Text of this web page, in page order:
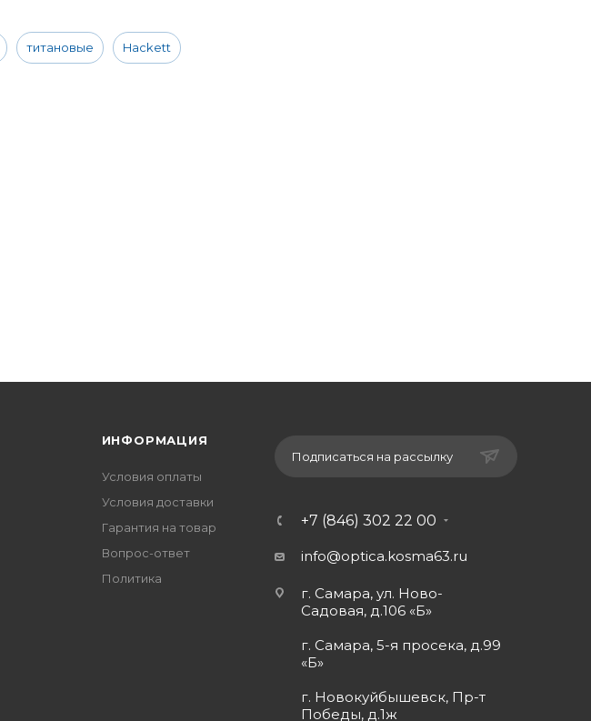
титановые Hackett
ИНФОРМАЦИЯ
Условия оплаты
Условия доставки
Гарантия на товар
Вопрос-ответ
Политика
Подписаться на рассылку
+7 (846) 302 22 00
info@optica.kosma63.ru
г. Самара, ул. Ново-
Садовая, д.106 «Б»
г. Самара, 5-я просека, д.99
«Б»
г. Новокуйбышевск, Пр-т
Победы, д.1ж